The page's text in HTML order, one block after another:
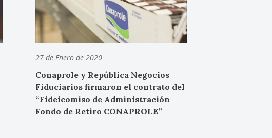
27 de Enero de 2020
Conaprole y República Negocios
Fiduciarios firmaron el contrato del
“Fideicomiso de Administración
Fondo de Retiro CONAPROLE”